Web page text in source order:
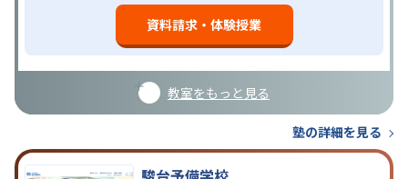
資料請求・体験授業
教室をもっと見る
塾の詳細を見る